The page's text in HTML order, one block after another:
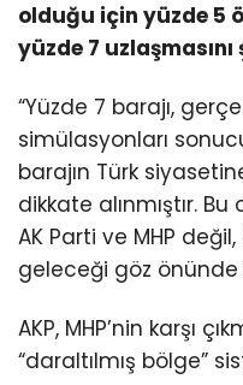
olduğu için yüzde 5
yüzde 7 uzlaşmasını
“Yüzde 7 barajı,
simülasyonları
barajın Türk
dikkate alınmıştır.
AK Parti ve MHP
geleceği göz
AKP, MHP’nin karşı
“daraltılmış bölge”